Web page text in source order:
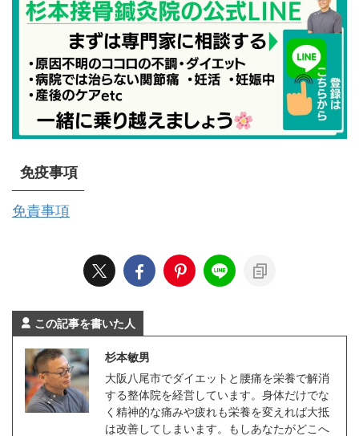
免疫事項
免責事項
この記事を書いた人
杉本敏男
大阪八尾市でダイエットと腰痛を栄養で解消
する整体院を経営しています。身体だけでな
く精神的な痛みや疲れも栄養を変えれば大抵
は改善してしまいます。もしあなたがどこへ